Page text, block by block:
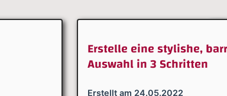
Erstelle eine stylishe,
Auswahl in 3 Schritten
Erstellt am 24.05.2022